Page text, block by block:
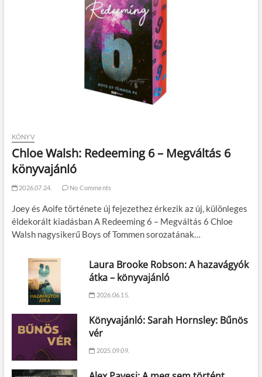
KÖNYV
Chloe Walsh: Redeeming 6 – Megváltás 6
könyvajánló
2026.07.24. No Comments
Joey és Aoife története új fejezethez érkezik az új, különleges
éldekorált kiadásban A Redeeming 6 – Megváltás 6 Chloe
Walsh nagysikerű Boys of Tommen sorozatának…
Laura Brooke Robson: A hazavágyók
átka – könyvajánló
2026.06.15.
Könyvajánló: Sarah Hornsley: Bűnös
vér
2025.09.09.